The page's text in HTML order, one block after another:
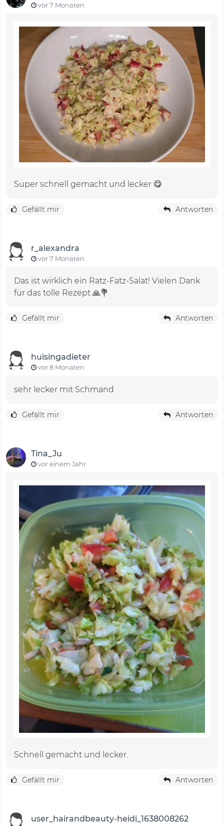
vor 7 Monaten
Super schnell gemacht und lecker 😋
Gefällt mir Antworten
r_alexandra
vor 7 Monaten
Das ist wirklich ein Ratz-Fatz-Salat! Vielen Dank
für das tolle Rezept 🙏💐
Gefällt mir Antworten
huisingadieter
vor 8 Monaten
sehr lecker mit Schmand
Gefällt mir Antworten
Tina_Ju
vor einem Jahr
Schnell gemacht und lecker.
Gefällt mir Antworten
user_hairandbeauty-heidi_1638008262